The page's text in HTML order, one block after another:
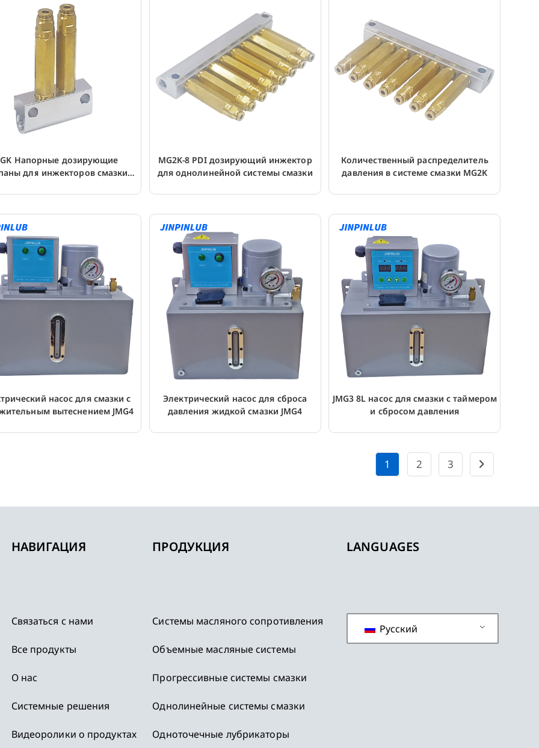
Напорные дозирующие
для инжекторов смазки
MG2K-8 PDI дозирующий инжектор
для однолинейной системы смазки
Количественный распределитель
давления в системе смазки MG2K
насос для смазки с
вытеснением JMG4
Электрический насос для сброса
давления жидкой смазки JMG4
JMG3 8L насос для смазки с таймером
и сбросом давления
1 2 3
НАВИГАЦИЯ
Связаться с нами
Все продукты
О нас
Системные решения
Видеоролики о продуктах
ПРОДУКЦИЯ
Системы масляного сопротивления
Объемные масляные системы
Прогрессивные системы смазки
Однолинейные системы смазки
Одноточечные лубрикаторы
LANGUAGES
Русский